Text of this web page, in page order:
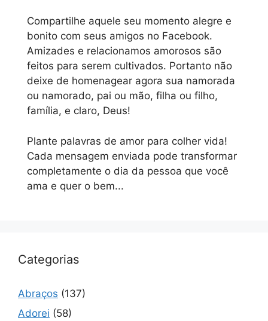
Compartilhe aquele seu momento alegre e
bonito com seus amigos no Facebook.
Amizades e relacionamos amorosos são
feitos para serem cultivados. Portanto não
deixe de homenagear agora sua namorada
ou namorado, pai ou mão, filha ou filho,
família, e claro, Deus!
Plante palavras de amor para colher vida!
Cada mensagem enviada pode transformar
completamente o dia da pessoa que você
ama e quer o bem...
Categorias
Abraços (137)
Adorei (58)